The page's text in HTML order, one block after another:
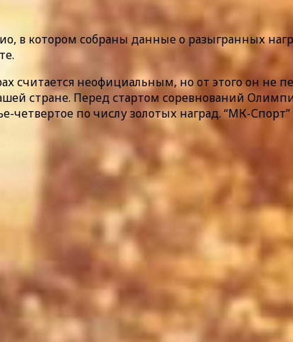
в котором собраны данные о разыгранных
неофициальным, но от этого он не
стране. Перед стартом соревнований
по числу золотых наград. “МК-Спорт”